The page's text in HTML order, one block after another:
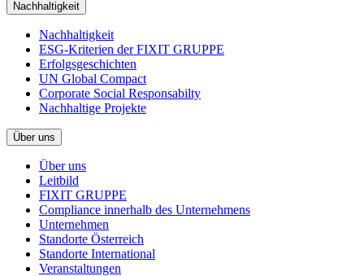
Nachhaltigkeit
Nachhaltigkeit
ESG-Kriterien der FIXIT GRUPPE
Erfolgsgeschichten
UN Global Compact
Corporate Social Responsabilty
Nachhaltige Projekte
Über uns
Über uns
Leitbild
FIXIT GRUPPE
Compliance innerhalb des Unternehmens
Unternehmen
Standorte Österreich
Standorte International
Veranstaltungen